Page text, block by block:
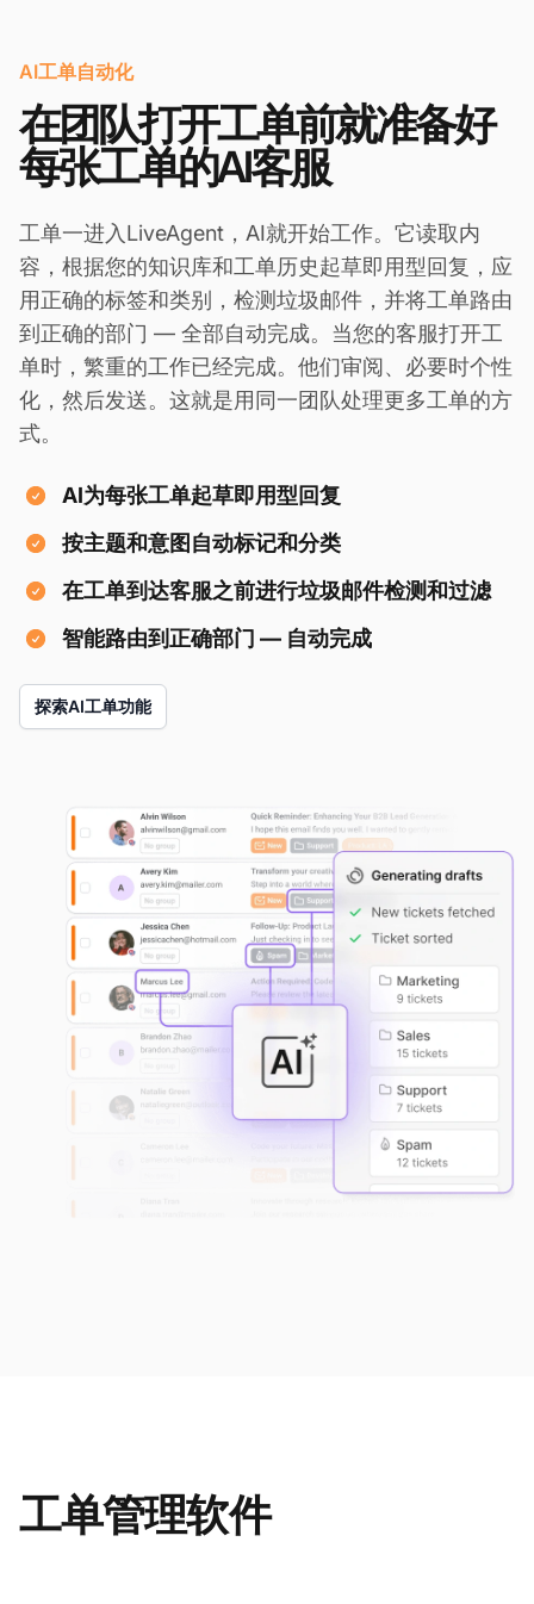
AI工单自动化
在团队打开工单前就准备好
每张工单的AI客服
工单一进入LiveAgent，AI就开始工作。它读取内
容，根据您的知识库和工单历史起草即用型回复，应
用正确的标签和类别，检测垃圾邮件，并将工单路由
到正确的部门 — 全部自动完成。当您的客服打开工
单时，繁重的工作已经完成。他们审阅、必要时个性
化，然后发送。这就是用同一团队处理更多工单的方
式。
AI为每张工单起草即用型回复
按主题和意图自动标记和分类
在工单到达客服之前进行垃圾邮件检测和过滤
智能路由到正确部门 — 自动完成
探索AI工单功能
工单管理软件